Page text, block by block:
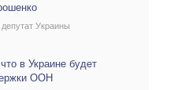
Украины
в Украине будет
ООН